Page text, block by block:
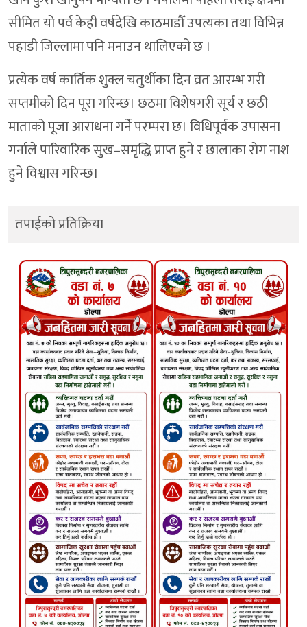
सीमित यो पर्व केही वर्षदेखि काठमाडौँ उपत्यका तथा विभिन्न
पहाडी जिल्लामा पनि मनाउन थालिएको छ ।
प्रत्येक वर्ष कार्तिक शुक्ल चतुर्थीका दिन व्रत आरम्भ गरी
सप्तमीको दिन पूरा गरिन्छ। छठमा विशेषगरी सूर्य र छठी
माताको पूजा आराधना गर्ने परम्परा छ। विधिपूर्वक उपासना
गर्नाले पारिवारिक सुख–समृद्धि प्राप्त हुने र छालाका रोग नाश
हुने विश्वास गरिन्छ।
तपाईको प्रतिक्रिया